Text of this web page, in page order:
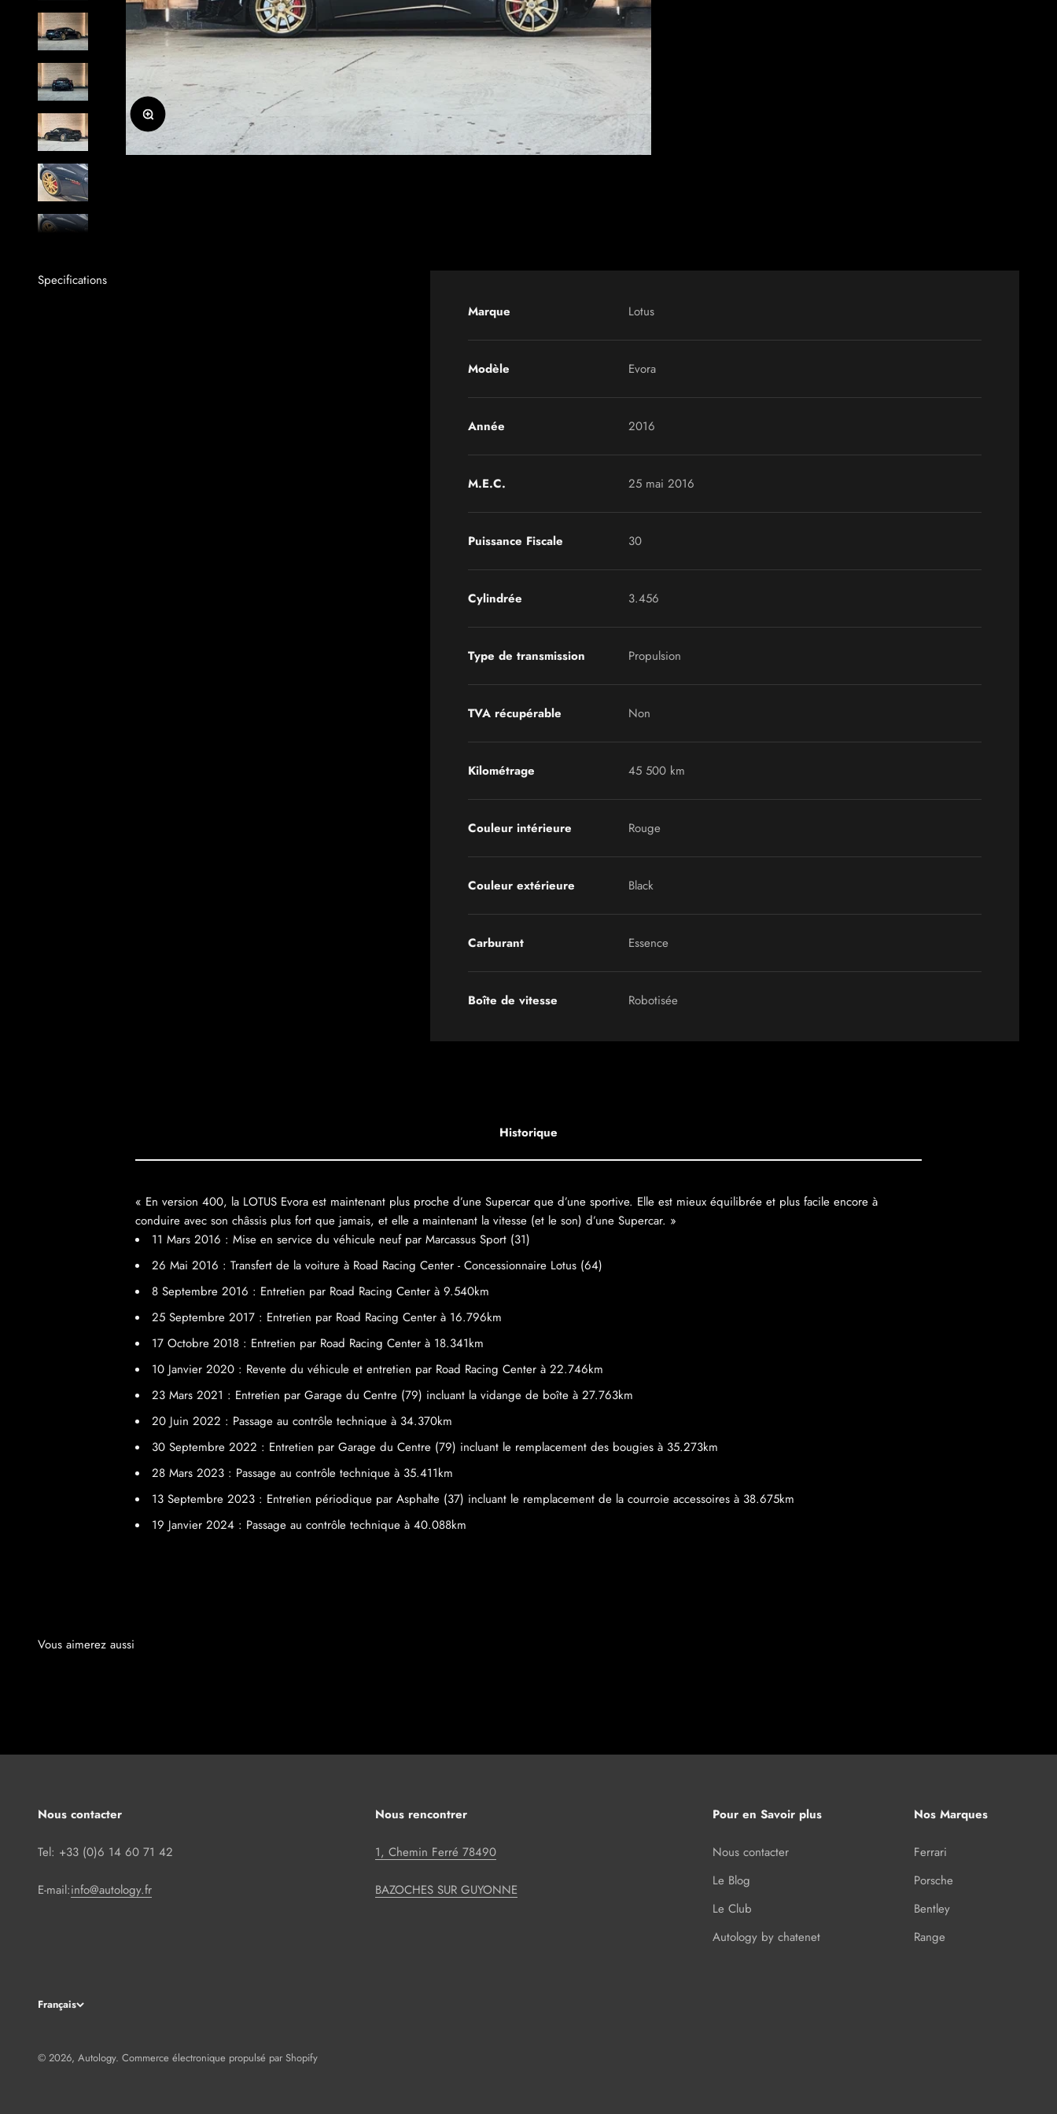
Zoomer sur l'image
Specifications
Marque
Lotus
Modèle Evora
Année 2016
M.E.C. 25 mai 2016
Puissance Fiscale 30
Cylindrée 3.456
Type de transmission Propulsion
TVA récupérable Non
Kilométrage 45 500 km
Couleur intérieure Rouge
Couleur extérieure Black
Carburant Essence
Boîte de vitesse Robotisée
Historique
« En version 400, la LOTUS Evora est maintenant plus proche d’une Supercar que d’une sportive. Elle est mieux équilibrée et plus facile encore à
conduire avec son châssis plus fort que jamais, et elle a maintenant la vitesse (et le son) d’une Supercar. »
11 Mars 2016 : Mise en service du véhicule neuf par Marcassus Sport (31)
26 Mai 2016 : Transfert de la voiture à Road Racing Center - Concessionnaire Lotus (64)
8 Septembre 2016 : Entretien par Road Racing Center à 9.540km
25 Septembre 2017 : Entretien par Road Racing Center à 16.796km
17 Octobre 2018 : Entretien par Road Racing Center à 18.341km
10 Janvier 2020 : Revente du véhicule et entretien par Road Racing Center à 22.746km
23 Mars 2021 : Entretien par Garage du Centre (79) incluant la vidange de boîte à 27.763km
20 Juin 2022 : Passage au contrôle technique à 34.370km
30 Septembre 2022 : Entretien par Garage du Centre (79) incluant le remplacement des bougies à 35.273km
28 Mars 2023 : Passage au contrôle technique à 35.411km
13 Septembre 2023 : Entretien périodique par Asphalte (37) incluant le remplacement de la courroie accessoires à 38.675km
19 Janvier 2024 : Passage au contrôle technique à 40.088km
Nous contacter
Tel: +33 (0)6 14 60 71 42
E-mail:info@autology.fr
Nous rencontrer
1, Chemin Ferré 78490
BAZOCHES SUR GUYONNE
Pour en Savoir plus
Nous contacter
Le Blog
Le Club
Autology by chatenet
Nos Marques
Ferrari
Porsche
Bentley
Range
Français
© 2026, Autology. Commerce électronique propulsé par Shopify